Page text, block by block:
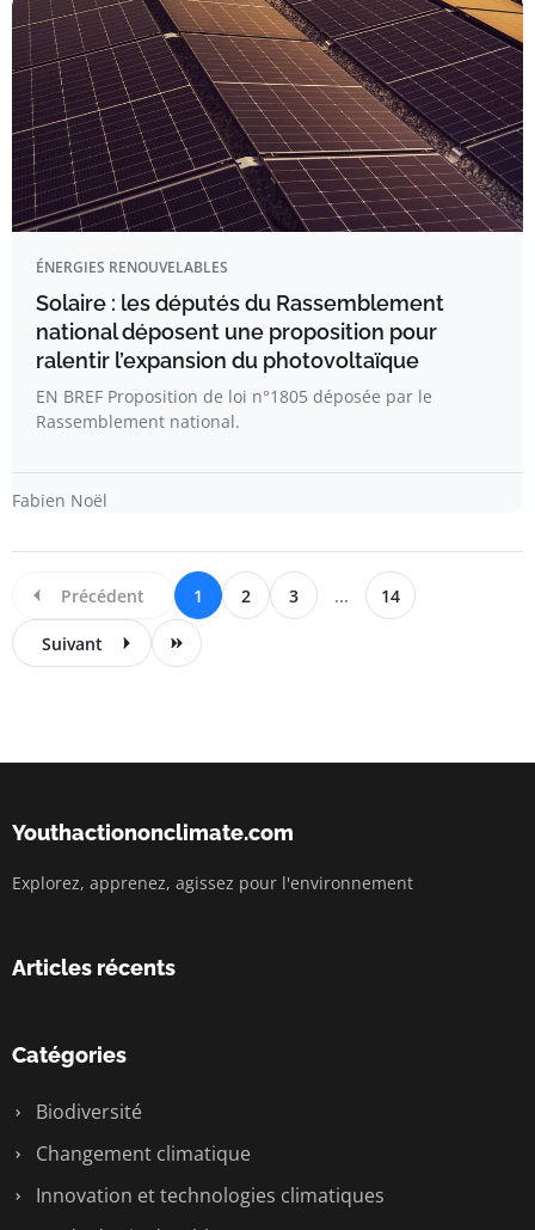
ÉNERGIES RENOUVELABLES
Solaire : les députés du Rassemblement
national déposent une proposition pour
ralentir l’expansion du photovoltaïque
EN BREF Proposition de loi n°1805 déposée par le
Rassemblement national.
Fabien Noël
Précédent 1 2 3 ... 14
Suivant
Youthactiononclimate.com
Explorez, apprenez, agissez pour l'environnement
Articles récents
Catégories
Biodiversité
Changement climatique
Innovation et technologies climatiques